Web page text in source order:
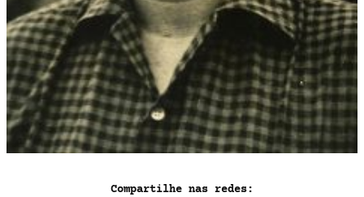
Compartilhe nas redes: